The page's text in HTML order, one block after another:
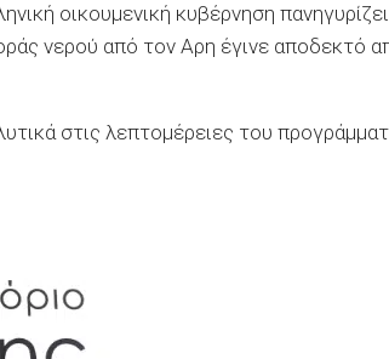
οικουμενική κυβέρνηση
νερού από τον Αρη έγινε αποδεκτό
στις λεπτομέρειες του